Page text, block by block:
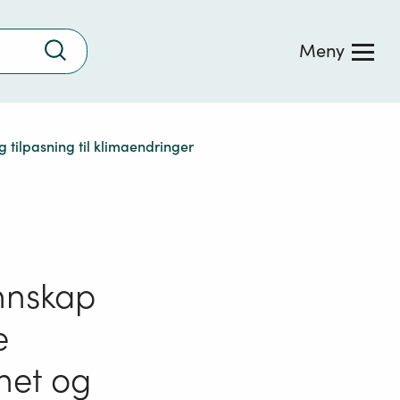
Trykk
søke
Meny
tilpasning til klimaendringer
og